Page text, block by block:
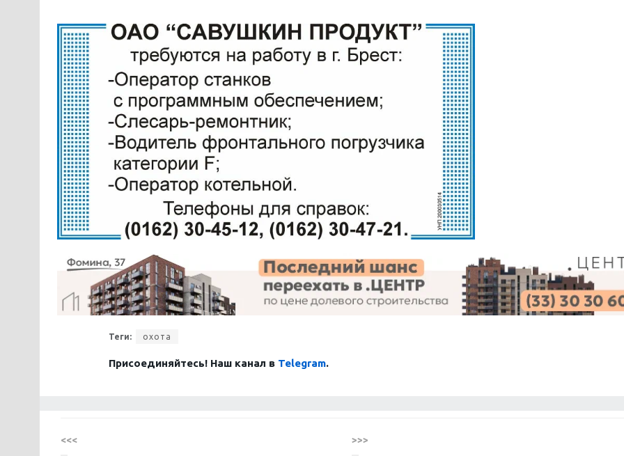
Теги: охота
Присоединяйтесь! Наш канал в Telegram.
<<< >>>